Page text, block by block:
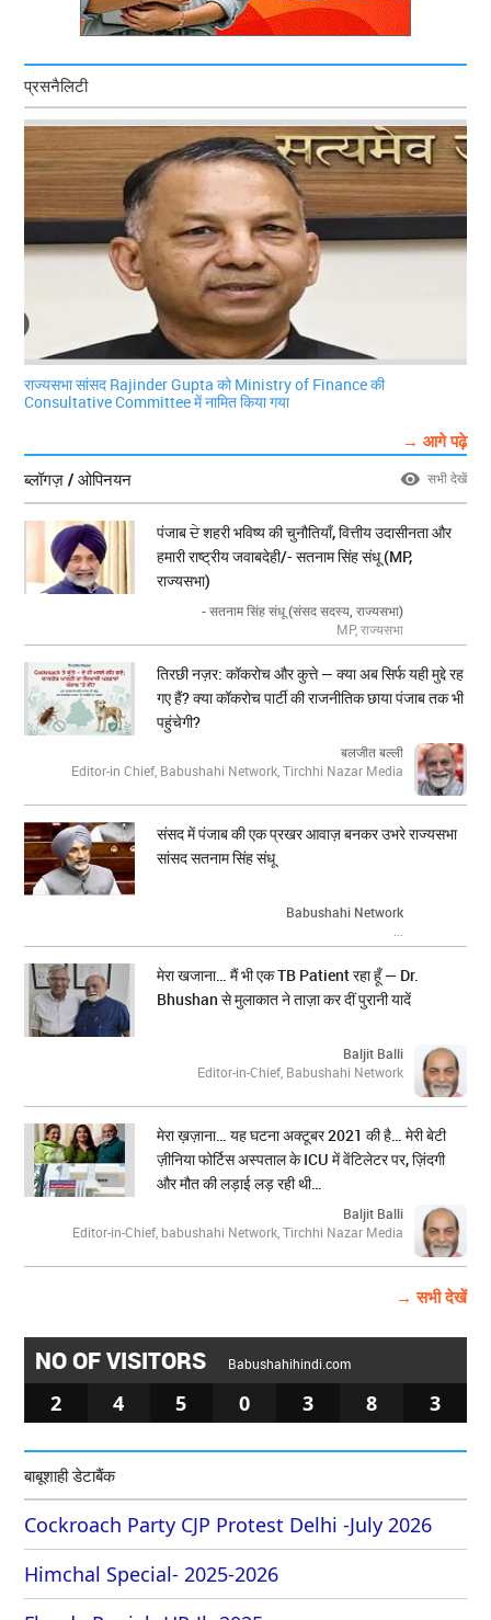
प्रसनैलिटी
राज्यसभा सांसद Rajinder Gupta को Ministry of Finance की
Consultative Committee में नामित किया गया
→ आगे पढ़े
ब्लॉगज़ / ओपिनयन
सभी देखें
पंजाब ਦੇ शहरी भविष्य की चुनौतियाँ, वित्तीय उदासीनता और
हमारी राष्ट्रीय जवाबदेही/- सतनाम सिंह संधू (MP,
राज्यसभा)
- सतनाम सिंह संधू (संसद सदस्य, राज्यसभा)
MP, राज्यसभा
तिरछी नज़र: कॉकरोच और कुत्ते — क्या अब सिर्फ यही मुद्दे रह
गए हैं? क्या कॉकरोच पार्टी की राजनीतिक छाया पंजाब तक भी
पहुंचेगी?
बलजीत बल्ली
Editor-in Chief, Babushahi Network, Tirchhi Nazar Media
संसद में पंजाब की एक प्रखर आवाज़ बनकर उभरे राज्यसभा
सांसद सतनाम सिंह संधू
Babushahi Network
...
मेरा खजाना… मैं भी एक TB Patient रहा हूँ — Dr.
Bhushan से मुलाकात ने ताज़ा कर दीं पुरानी यादें
Baljit Balli
Editor-in-Chief, Babushahi Network
मेरा ख़ज़ाना… यह घटना अक्टूबर 2021 की है… मेरी बेटी
ज़ीनिया फोर्टिस अस्पताल के ICU में वेंटिलेटर पर, ज़िंदगी
और मौत की लड़ाई लड़ रही थी…
Baljit Balli
Editor-in-Chief, babushahi Network, Tirchhi Nazar Media
→ सभी देखें
NO OF VISITORS Babushahihindi.com
2 4 5 0 3 8 3
बाबूशाही डेटाबैंक
Cockroach Party CJP Protest Delhi -July 2026
Himchal Special- 2025-2026